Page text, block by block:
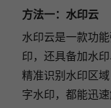
方法一：水印云
水印云是一款功
印，还具备加水
精准识别水印区
字水印，都能迅速